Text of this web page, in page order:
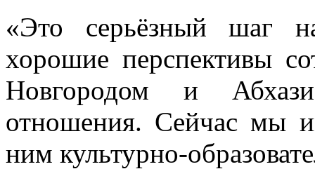
«Это серьёзный шаг
хорошие перспективы
Новгородом и
отношения. Сейчас мы
ним культурно-